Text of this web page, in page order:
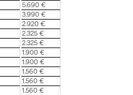
5.690 €
3.990 €
2.920 €
2.325 €
2.325 €
1.900 €
1.900 €
1.560 €
1.560 €
1.560 €